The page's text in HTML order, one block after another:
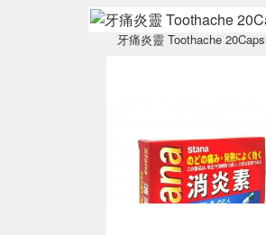
牙痛炎靈 Toothache